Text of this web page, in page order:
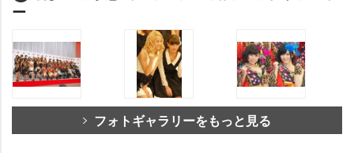
ー
フォトギャラリーをもっと見る